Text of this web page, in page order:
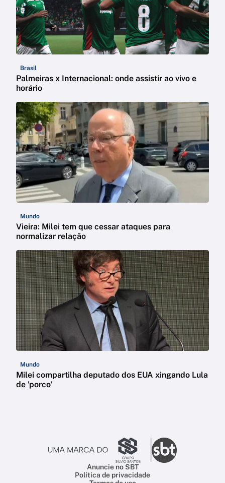
Brasil
Palmeiras x Internacional: onde assistir ao vivo e
horário
Mundo
Vieira: Milei tem que cessar ataques para
normalizar relação
Mundo
Milei compartilha deputado dos EUA xingando Lula
de 'porco'
Anuncie no SBT
Política de privacidade